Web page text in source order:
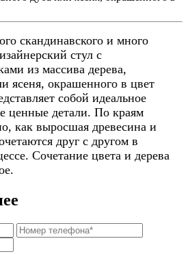
скандинавского и много
стул с
из массива дерева,
ясеня, окрашенного в цвет
собой идеальное
ценные детали. По краям
как выросшая древесина и
друг с другом в
Сочетание цвета и дерева